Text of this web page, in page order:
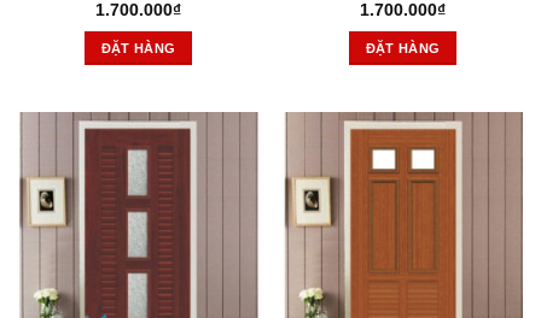
1.700.000₫
ĐẶT HÀNG
1.700.000₫
ĐẶT HÀNG